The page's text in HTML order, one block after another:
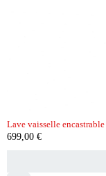
699,00 €